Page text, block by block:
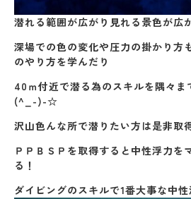
潜れる範囲が広がり見れる景色が広
深場での色の変化や圧力の掛かり方
のやり方を学んだり
40ｍ付近で潜る為のスキルを隅々ま
(^_-)-☆
沢山色んな所で潜りたい方は是非取
ＰＰＢＳＰを取得すると中性浮力を
る！
ダイビングのスキルで1番大事な中性